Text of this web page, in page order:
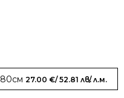
80см 27.00 €/ 52.81 лв./ л.м.